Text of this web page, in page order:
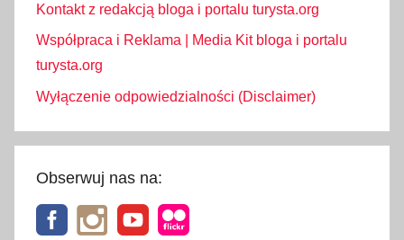
Kontakt z redakcją bloga i portalu turysta.org
Współpraca i Reklama | Media Kit bloga i portalu
turysta.org
Wyłączenie odpowiedzialności (Disclaimer)
Obserwuj nas na: